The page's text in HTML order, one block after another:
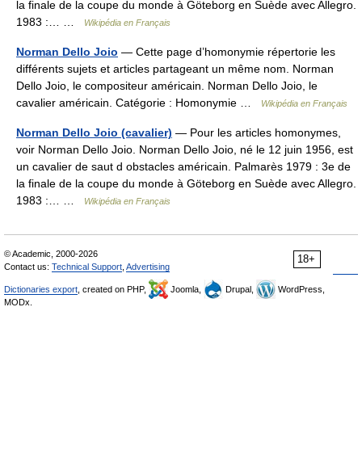
la finale de la coupe du monde à Göteborg en Suède avec Allegro.
1983 :… …
Wikipédia en Français
Norman Dello Joio — Cette page d’homonymie répertorie les
différents sujets et articles partageant un même nom. Norman
Dello Joio, le compositeur américain. Norman Dello Joio, le
cavalier américain. Catégorie : Homonymie …
Wikipédia en Français
Norman Dello Joio (cavalier) — Pour les articles homonymes,
voir Norman Dello Joio. Norman Dello Joio, né le 12 juin 1956, est
un cavalier de saut d obstacles américain. Palmarès 1979 : 3e de
la finale de la coupe du monde à Göteborg en Suède avec Allegro.
1983 :… …
Wikipédia en Français
18+
© Academic, 2000-2026
Contact us: Technical Support Advertising
Dictionaries export , created on PHP, Joomla, Drupal,
WordPress,
MODx.